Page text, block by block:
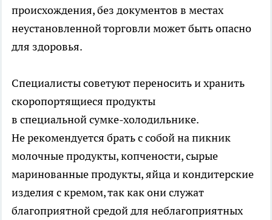
происхождения, без документов в местах
неустановленной торговли может быть опасно
для здоровья.
Специалисты советуют переносить и хранить
скоропортящиеся продукты
в специальной сумке-холодильнике.
Не рекомендуется брать с собой на пикник
молочные продукты, копчености, сырые
маринованные продукты, яйца и кондитерские
изделия с кремом, так как они служат
благоприятной средой для неблагоприятных